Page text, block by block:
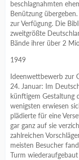
beschlagnahmten
Benützung
zur Verfügung. Die
zweitgrößte
Bände ihrer über 2
1949
Ideenwettbewerb zur
24. Januar: Im
künftigem Gestaltung
wenigsten erwiesen
plädierte für eine
gar ganz auf sie
zahlreichen
meisten Besucher
Turm